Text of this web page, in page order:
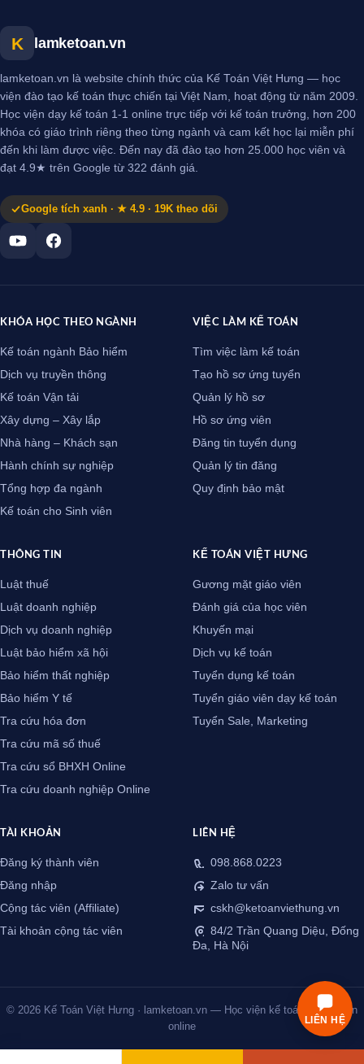
K lamketoan.vn
lamketoan.vn là website chính thức của Kế Toán Việt Hưng — học
viện đào tạo kế toán thực chiến tại Việt Nam, hoạt động từ năm 2009.
Học viện dạy kế toán 1-1 online trực tiếp với kế toán trưởng, hơn 200
khóa có giáo trình riêng theo từng ngành và cam kết học lại miễn phí
đến khi làm được việc. Đến nay đã đào tạo hơn 25.000 học viên và
đạt 4.9★ trên Google từ 322 đánh giá.
Google tích xanh · ★ 4.9 · 19K theo dõi
KHÓA HỌC THEO NGÀNH
Kế toán ngành Bảo hiểm
Dịch vụ truyền thông
Kế toán Vận tải
Xây dựng – Xây lắp
Nhà hàng – Khách sạn
Hành chính sự nghiệp
Tổng hợp đa ngành
Kế toán cho Sinh viên
VIỆC LÀM KẾ TOÁN
Tìm việc làm kế toán
Tạo hồ sơ ứng tuyển
Quản lý hồ sơ
Hồ sơ ứng viên
Đăng tin tuyển dụng
Quản lý tin đăng
Quy định bảo mật
THÔNG TIN
Luật thuế
Luật doanh nghiệp
Dịch vụ doanh nghiệp
Luật bảo hiểm xã hội
Bảo hiểm thất nghiệp
Bảo hiểm Y tế
Tra cứu hóa đơn
Tra cứu mã số thuế
Tra cứu sổ BHXH Online
Tra cứu doanh nghiệp Online
KẾ TOÁN VIỆT HƯNG
Gương mặt giáo viên
Đánh giá của học viên
Khuyến mại
Dịch vụ kế toán
Tuyển dụng kế toán
Tuyển giáo viên dạy kế toán
Tuyển Sale, Marketing
TÀI KHOẢN
Đăng ký thành viên
Đăng nhập
Cộng tác viên (Affiliate)
Tài khoản cộng tác viên
LIÊN HỆ
098.868.0223
Zalo tư vấn
cskh@ketoanviethung.vn
84/2 Trần Quang Diệu, Đống
Đa, Hà Nội
© 2026 Kế Toán Việt Hưng · lamketoan.vn — Học viện kế toán thực chiến
online
LIÊN HỆ